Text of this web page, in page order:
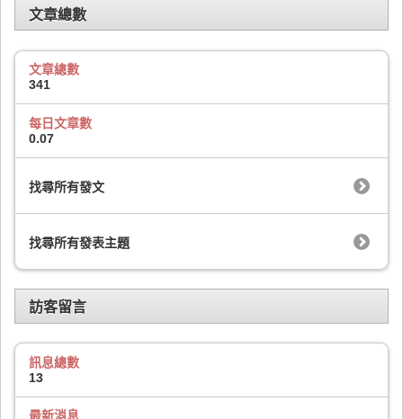
文章總數
文章總數
341
每日文章數
0.07
找尋所有發文
找尋所有發表主題
訪客留言
訊息總數
13
最新消息